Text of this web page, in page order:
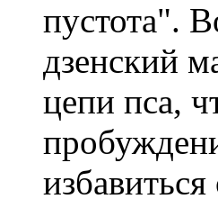
пустота".
дзенский
цепи пса,